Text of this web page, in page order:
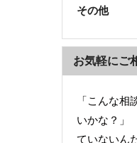
その他
お気軽にご
「こんな
いかな？」
ていないん